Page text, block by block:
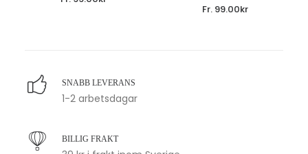
Fr. 99.00kr
SNABB LEVERANS
1-2 arbetsdagar
BILLIG FRAKT